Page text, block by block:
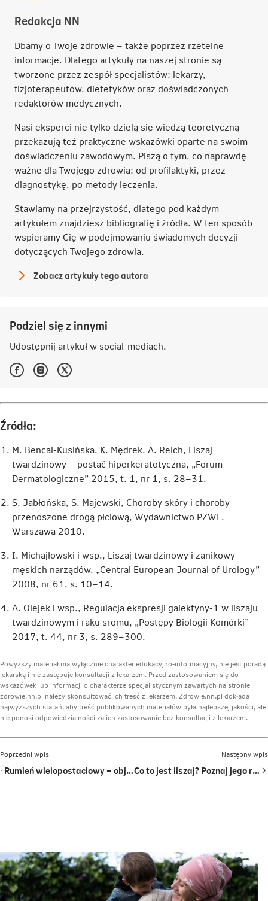
Redakcja NN
Dbamy o Twoje zdrowie – także poprzez rzetelne
informacje. Dlatego artykuły na naszej stronie są
tworzone przez zespół specjalistów: lekarzy,
fizjoterapeutów, dietetyków oraz doświadczonych
redaktorów medycznych.
Nasi eksperci nie tylko dzielą się wiedzą teoretyczną –
przekazują też praktyczne wskazówki oparte na swoim
doświadczeniu zawodowym. Piszą o tym, co naprawdę
ważne dla Twojego zdrowia: od profilaktyki, przez
diagnostykę, po metody leczenia.
Stawiamy na przejrzystość, dlatego pod każdym
artykułem znajdziesz bibliografię i źródła. W ten sposób
wspieramy Cię w podejmowaniu świadomych decyzji
dotyczących Twojego zdrowia.
Redakcja
Zobacz artykuły tego autora
Podziel się z innymi
Udostępnij artykuł w social-mediach.
Facebook
-
się
nowej
karcie
Instagram
-
się
Twitter
-
się
Źródła:
M. Bencal-Kusińska, K. Mędrek, A. Reich, Liszaj
twardzinowy – postać hiperkeratotyczna, „Forum
Dermatologiczne” 2015, t. 1, nr 1, s. 28–31.
S. Jabłońska, S. Majewski, Choroby skóry i choroby
przenoszone drogą płciową, Wydawnictwo PZWL,
Warszawa 2010.
I. Michajłowski i wsp., Liszaj twardzinowy i zanikowy
męskich narządów, „Central European Journal of Urology”
2008, nr 61, s. 10–14.
A. Olejek i wsp., Regulacja ekspresji galektyny-1 w liszaju
twardzinowym i raku sromu, „Postępy Biologii Komórki”
2017, t. 44, nr 3, s. 289–300.
Powyższy materiał ma wyłącznie charakter edukacyjno-informacyjny, nie jest poradą
lekarską i nie zastępuje konsultacji z lekarzem. Przed zastosowaniem się do
wskazówek lub informacji o charakterze specjalistycznym zawartych na stronie
zdrowie.nn.pl należy skonsultować ich treść z lekarzem. Zdrowie.nn.pl dokłada
najwyższych starań, aby treść publikowanych materiałów była najlepszej jakości, ale
nie ponosi odpowiedzialności za ich zastosowanie bez konsultacji z lekarzem.
Poprzedni wpis
Rumień wielopostaciowy – objawy, przyczyny i leczenie zaburzenia, które może zagrażać Twojemu życiu
Następny wpis
Co to jest liszaj? Poznaj jego rodzaje, objawy i leczenie